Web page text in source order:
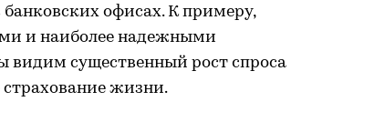
офисах. К примеру,
и наиболее надежными
видим существенный рост спроса
страхование жизни.